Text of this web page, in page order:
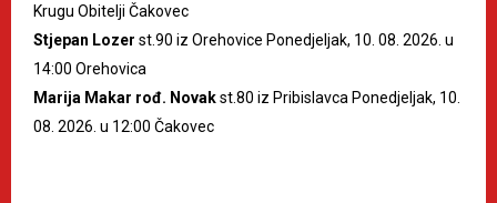
Krugu Obitelji Čakovec
Stjepan Lozer st.90 iz Orehovice Ponedjeljak, 10. 08. 2026. u
14:00 Orehovica
Marija Makar rođ. Novakst.80 iz Pribislavca Ponedjeljak, 10.
08. 2026. u 12:00 Čakovec